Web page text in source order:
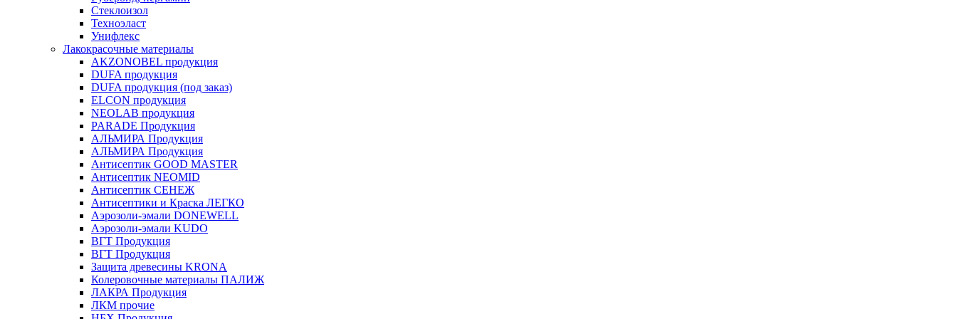
Стеклоизол
Техноэласт
Унифлекс
Лакокрасочные материалы
AKZONOBEL продукция
DUFA продукция
DUFA продукция (под заказ)
ELCON продукция
NEOLAB продукция
PARADE Продукция
АЛЬМИРА Продукция
АЛЬМИРА Продукция
Антисептик GOOD MASTER
Антисептик NEOMID
Антисептик СЕНЕЖ
Антисептики и Краска ЛЕГКО
Аэрозоли-эмали DONEWELL
Аэрозоли-эмали KUDO
ВГТ Продукция
ВГТ Продукция
Защита древесины KRONA
Колеровочные материалы ПАЛИЖ
ЛАКРА Продукция
ЛКМ прочие